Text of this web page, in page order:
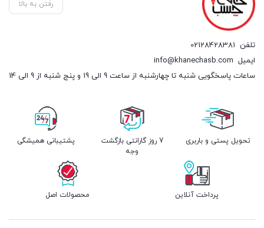
رفتن به بالا
تلفن 02128428381
ایمیل info@khanechasb.com
ساعات پاسخگویی شنبه تا چهارشنبه از ساعت 9 الی 19 و پنج شنبه از 9 الی 14
تحویل پستی و باربری
7 روز گارانتی بازگشت
وجه
پشتیبانی همیشگی
پرداخت آنلاین محصولات اصل